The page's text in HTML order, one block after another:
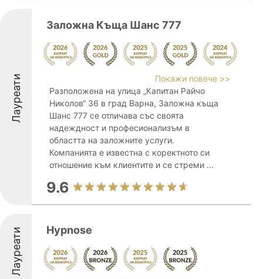
Лауреати
Заложна Къща Шанс 777
Покажи повече >>
Разположена на улица „Капитан Райчо
Николов“ 36 в град Варна, Заложна къща
Шанс 777 се отличава със своята
надеждност и професионализъм в
областта на заложните услуги.
Компанията е известна с коректното си
отношение към клиентите и се стреми ...
9.6
Лауреати Hypnose